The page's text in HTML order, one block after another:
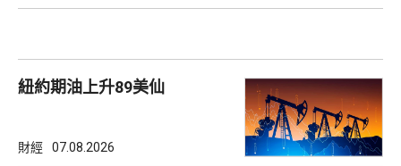
紐約期油上升89美仙
財經 07.08.2026